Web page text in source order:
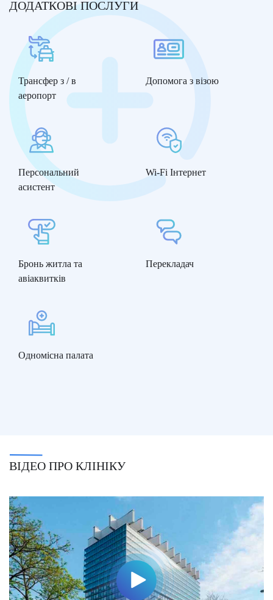
ДОДАТКОВІ ПОСЛУГИ
Трансфер з / в
аеропорт
Допомога з візою
Персональний
асистент
Wi-Fi Інтернет
Бронь житла та
авіаквитків
Перекладач
Одномісна палата
ВІДЕО ПРО КЛІНІКУ